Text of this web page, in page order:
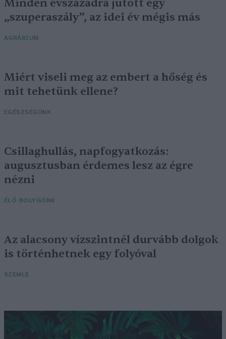
„szuperaszály”, az idei év mégis más
AGRÁRIUM
Miért viseli meg az embert a hőség és
mit tehetünk ellene?
EGÉSZSÉGÜNK
Csillaghullás, napfogyatkozás:
augusztusban érdemes lesz az égre
nézni
ÉLŐ BOLYGÓNK
Az alacsony vízszintnél durvább dolgok
is történhetnek egy folyóval
SZEMLE